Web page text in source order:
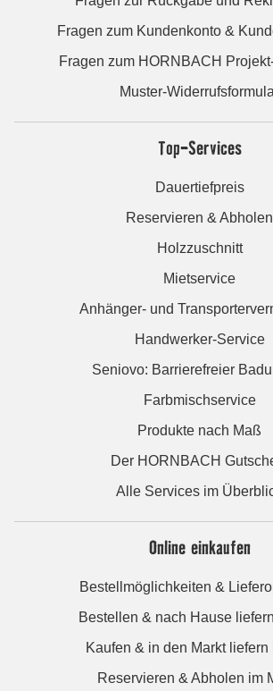
Fragen zum Kundenkonto &
Fragen zum HORNBACH
Muster-
Top-Services
Dauertiefpreis
Reservieren & Abholen
Holzzuschnitt
Mietservice
Anhänger- und
Handwerker-Service
Seniovo: Barrierefreier
Farbmischservice
Produkte nach Maß
Der HORNBACH
Alle Services im
Online einkaufen
Bestellmöglichkeiten &
Bestellen & nach Hause
Kaufen & in den Markt liefern
Reservieren & Abholen im